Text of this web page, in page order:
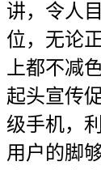
讲，令人
位，无论
上都不减
起头宣传
级手机，
用户的脚